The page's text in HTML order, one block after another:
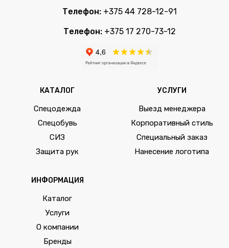
Телефон: +375 44 728-12-91
Телефон: +375 17 270-73-12
КАТАЛОГ
Спецодежда
Спецобувь
СИЗ
Защита рук
УСЛУГИ
Выезд менеджера
Корпоративный стиль
Специальный заказ
Нанесение логотипа
ИНФОРМАЦИЯ
Каталог
Услуги
О компании
Бренды